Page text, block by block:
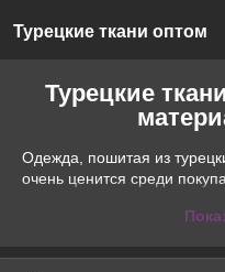
Турецкие ткани оптом
Турецкие
Одежда, пошитая из
очень ценится среди
выдерживает множество
качественныетурецкие